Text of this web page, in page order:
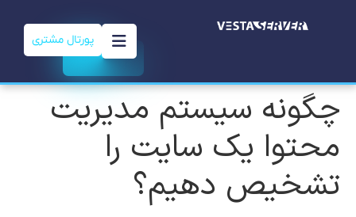
پورتال مشتری
چگونه سیستم مدیریت
محتوا یک سایت را
تشخیص دهیم؟